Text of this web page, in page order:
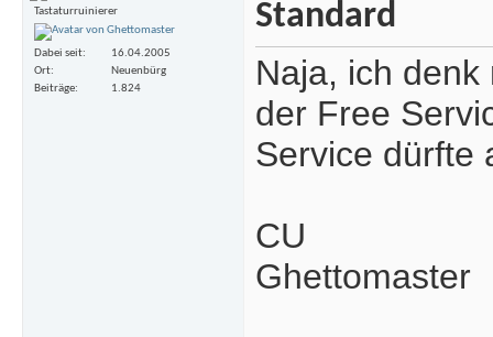
Tastaturruinierer
Dabei seit
16.04.2005
Ort
Neuenbürg
Beiträge
1.824
Naja, ich
der Free
Service dürfte
CU
Ghettomaster